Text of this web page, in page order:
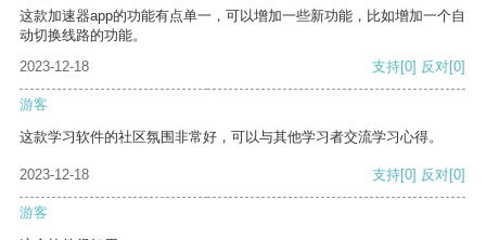
这款加速器app的功能有点单一，可以增加一些新功能，比如增加一个自
动切换线路的功能。
2023-12-18
支持[0] 反对[0]
游客
这款学习软件的社区氛围非常好，可以与其他学习者交流学习心得。
2023-12-18 支持[0] 反对[0]
游客